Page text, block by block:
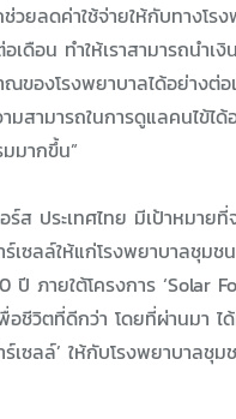
วยลดค่าใช้จ่ายให้กับทางโร
เดือน ทำให้เราสามารถนำเ
ณของโรงพยาบาลได้อย่างต่อ
มสามารถในการดูแลคนไข้ไ
มมากขึ้น”
ส ประเทศไทย มีเป้าหมายที่
ร์เซลล์ให้แก่โรงพยาบาลชุมช
ปี ภายใต้โครงการ ‘Solar
อชีวิตที่ดีกว่า โดยที่ผ่านมา ไ
ร์เซลล์’ ให้กับโรงพยาบาลชุ